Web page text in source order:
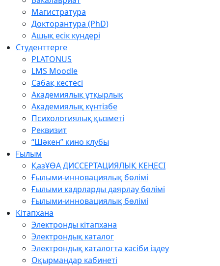
Магистратура
Докторантура (PhD)
Ашық есік күндері
Студенттерге
PLATONUS
LMS Moodle
Сабақ кестесі
Академиялық ұтқырлық
Академиялық күнтізбе
Психологиялық қызметі
Реквизит
“Шәкен” кино клубы
Ғылым
ҚазҰӨА ДИССЕРТАЦИЯЛЫҚ КЕҢЕСІ
Ғылыми-инновациялық бөлімі
Ғылыми кадрларды даярлау бөлімі
Ғылыми-инновациялық бөлімі
Кітапхана
Электронды кітапхана
Электрондық каталог
Электрондық каталогта кәсіби іздеу
Оқырмандар кабинеті